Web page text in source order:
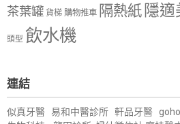
茶葉罐 貨梯 購物推車 隔熱紙 隱適
頭型 飲水機
連結
似真牙醫 易和中醫診所 軒品牙醫